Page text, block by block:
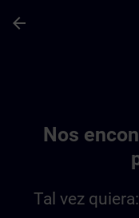
arrow_back
Nos
Tal vez quiera: